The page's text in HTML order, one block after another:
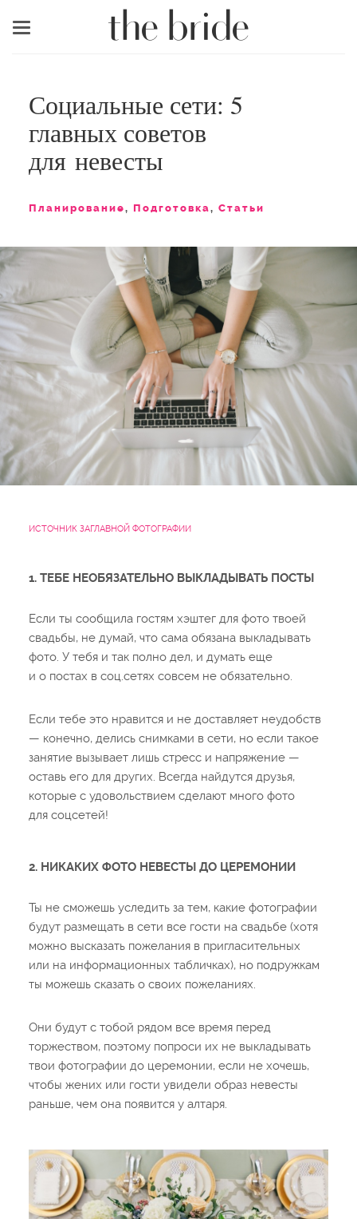
Меню
Социальные сети: 5
главных советов
для невесты
Планирование, Подготовка, Статьи
ИСТОЧНИК ЗАГЛАВНОЙ ФОТОГРАФИИ
1. ТЕБЕ НЕОБЯЗАТЕЛЬНО ВЫКЛАДЫВАТЬ ПОСТЫ
Если ты сообщила гостям хэштег для фото твоей
свадьбы, не думай, что сама обязана выкладывать
фото. У тебя и так полно дел, и думать еще
и о постах в соц.сетях совсем не обязательно.
Если тебе это нравится и не доставляет неудобств
— конечно, делись снимками в сети, но если такое
занятие вызывает лишь стресс и напряжение —
оставь его для других. Всегда найдутся друзья,
которые с удовольствием сделают много фото
для соцсетей!
2. НИКАКИХ ФОТО НЕВЕСТЫ ДО ЦЕРЕМОНИИ
Ты не сможешь уследить за тем, какие фотографии
будут размещать в сети все гости на свадьбе (хотя
можно высказать пожелания в пригласительных
или на информационных табличках), но подружкам
ты можешь сказать о своих пожеланиях.
Они будут с тобой рядом все время перед
торжеством, поэтому попроси их не выкладывать
твои фотографии до церемонии, если не хочешь,
чтобы жених или гости увидели образ невесты
раньше, чем она появится у алтаря.